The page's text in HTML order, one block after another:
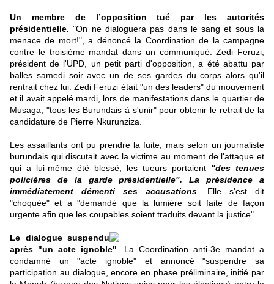
Un membre de l’opposition tué par les autorités
présidentielle. "On ne dialoguera pas dans le sang et sous la
menace de mort!", a dénoncé la Coordination de la campagne
contre le troisième mandat dans un communiqué. Zedi Feruzi,
président de l'UPD, un petit parti d'opposition, a été abattu par
balles samedi soir avec un de ses gardes du corps alors qu'il
rentrait chez lui. Zedi Feruzi était "un des leaders" du mouvement
et il avait appelé mardi, lors de manifestations dans le quartier de
Musaga, "tous les Burundais à s'unir" pour obtenir le retrait de la
candidature de Pierre Nkurunziza.
Les assaillants ont pu prendre la fuite, mais selon un journaliste
burundais qui discutait avec la victime au moment de l'attaque et
qui a lui-même été blessé, les tueurs portaient "des tenues
policières de la garde présidentielle". La présidence a
immédiatement démenti ses accusations . Elle s'est dit
"choquée" et a "demandé que la lumière soit faite de façon
urgente afin que les coupables soient traduits devant la justice".
Le dialogue suspendu
après "un acte ignoble" . La Coordination anti-3e mandat a
condamné un "acte ignoble" et annoncé "suspendre sa
participation au dialogue, encore en phase préliminaire, initié par